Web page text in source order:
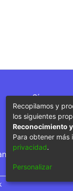
Síguenos
por parte del
Recopilamos y
los siguientes
Reconocimiento
Para obtener más
privacidad.
Personalizar